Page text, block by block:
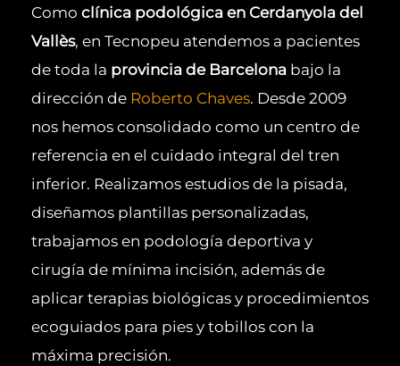
Como clínica podológica en Cerdanyola del
Vallès, en Tecnopeu atendemos a pacientes
de toda la provincia de Barcelona bajo la
dirección de Roberto Chaves. Desde 2009
nos hemos consolidado como un centro de
referencia en el cuidado integral del tren
inferior. Realizamos estudios de la pisada,
diseñamos plantillas personalizadas,
trabajamos en podología deportiva y
cirugía de mínima incisión, además de
aplicar terapias biológicas y procedimientos
ecoguiados para pies y tobillos con la
máxima precisión.